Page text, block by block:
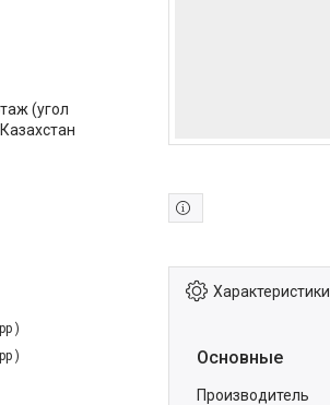
Характеристики
Основные
Производитель
(угол